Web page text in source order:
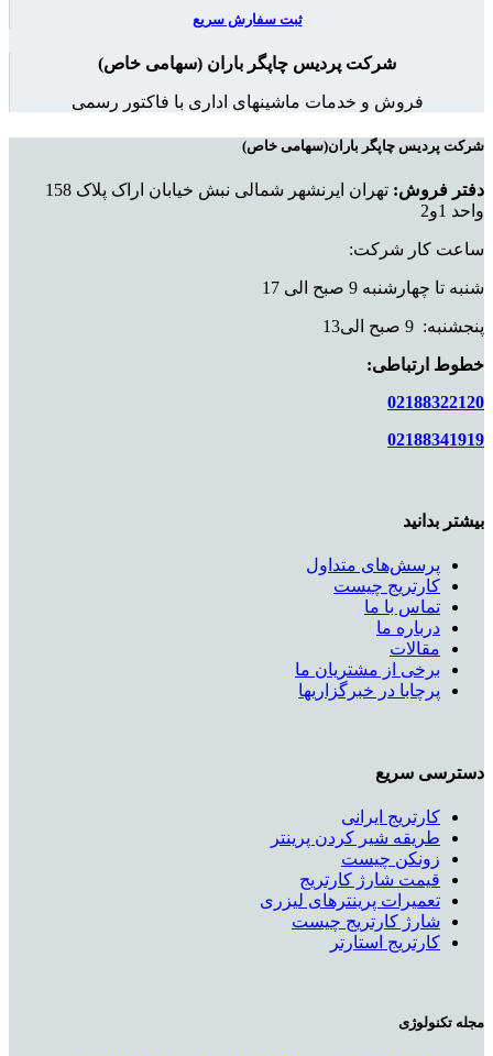
ثبت سفارش سریع
شرکت پردیس چاپگر باران (سهامی خاص)
فروش و خدمات ماشینهای اداری با فاکتور رسمی
شرکت پردیس چاپگر باران(سهامی خاص)
دفتر فروش:
تهران ایرنشهر شمالی نبش خیابان اراک پلاک 158
واحد 1و2
ساعت کار شرکت:
شنبه تا چهارشنبه 9 صبح الی 17
پنجشنبه: 9 صبح الی13
خطوط ارتباطی:
02188322120
02188341919
بیشتر بدانید
پرسش‌های متداول
کارتریج چیست
تماس با ما
درباره ما
مقالات
برخی از مشتریان ما
پرچابا در خبرگزاریها
دسترسی سریع
کارتریج ایرانی
طریقه شیر کردن پرینتر
زونکن چیست
قیمت شارژ کارتریج
تعمیرات پرینترهای لیزری
شارژ کارتریج چیست
کارتریج استارتر
مجله تکنولوژی